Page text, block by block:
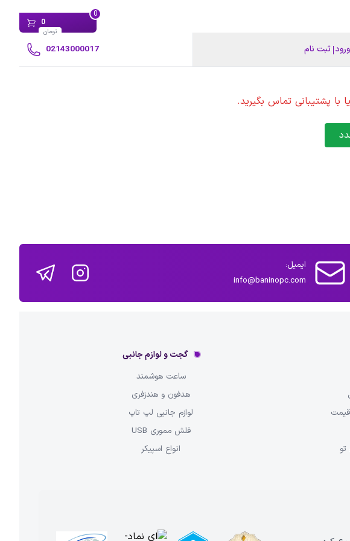
0
0
تومان
ورود ثبت نام 02143000017
پشتیبانی تماس بگیرید.
ایمیل:
info@baninopc.com
تو
گجت و لوازم جانبی
ساعت هوشمند
هدفون و هندزفری
لوازم جانبی لپ تاپ
فلش مموری USB
انواع اسپیکر